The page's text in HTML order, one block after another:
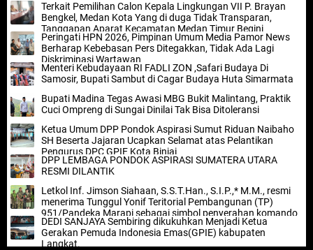
Terkait Pemilihan Calon Kepala Lingkungan VII P. Brayan
Bengkel, Medan Kota Yang di duga Tidak Transparan,
Tanggapan Aparat Kecamatan Medan Timur Begini
Peringati HPN 2026, Pimpinan Umum Media Pamor News
Berharap Kebebasan Pers Ditegakkan, Tidak Ada Lagi
Diskriminasi Wartawan ‎
Menteri Kebudayaan RI FADLI ZON ,Safari Budaya Di
Samosir, Bupati Sambut di Cagar Budaya Huta Simarmata
Bupati Madina Tegas Awasi MBG Bukit Malintang, Praktik
Cuci Ompreng di Sungai Dinilai Tak Bisa Ditoleransi
Ketua Umum DPP Pondok Aspirasi Sumut Riduan Naibaho
SH Beserta Jajaran Ucapkan Selamat atas Pelantikan
Pengurus DPC GPIE Kota Binjai
DPP LEMBAGA PONDOK ASPIRASI SUMATERA UTARA
RESMI DILANTIK
Letkol Inf. Jimson Siahaan, S.S.T.Han., S.I.P.,* M.M., resmi
menerima Tunggul Yonif Teritorial Pembangunan (TP)
951/Pandeka Marapi sebagai simbol penyerahan komando
satuan.
DEDI SANJAYA Sembiring dikukuhkan Menjadi Ketua
Gerakan Pemuda Indonesia Emas(GPIE) kabupaten
Langkat.